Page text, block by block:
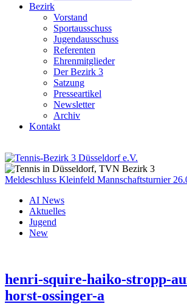
Bezirk
Vorstand
Sportausschuss
Jugendausschuss
Referenten
Ehrenmitglieder
Der Bezirk 3
Satzung
Presseartikel
Newsletter
Archiv
Kontakt
Meldeschluss Kleinfeld Mannschaftsturnier
AI News
Aktuelles
Jugend
New
henri-squire-haiko-stropp-
horst-ossinger-a